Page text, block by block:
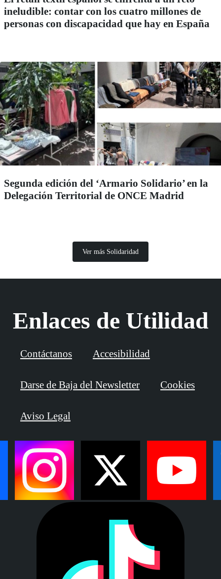
ineludible: contar con los cuatro millones de
personas con discapacidad que hay en España
Segunda edición del ‘Armario Solidario’ en la
Delegación Territorial de ONCE Madrid
Ver más Solidaridad
Enlaces de Utilidad
Contáctanos Accesibilidad
Darse de Baja del Newsletter Cookies
Aviso Legal